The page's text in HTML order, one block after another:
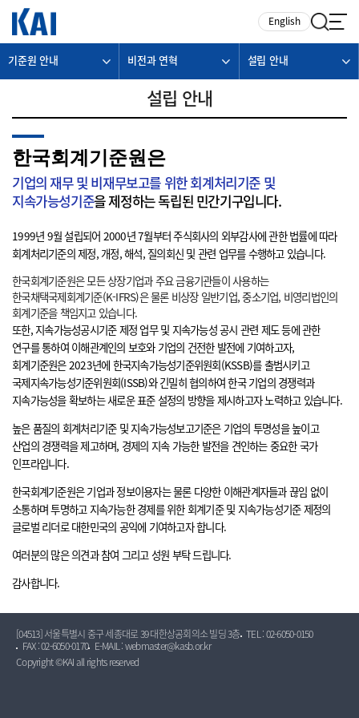
English
기준원 안내 비전과 연혁 설립 안내
설립 안내
한국회계기준원은
기업의 재무 및 비재무보고를 위한 회계처리기준 및
지속가능성기준을 제정하는 독립된 민간기구입니다.
1999년 9월 설립되어 2000년 7월부터 주식회사의 외부감사에 관한 법률에 따라
회계처리기준의 제정, 개정, 해석, 질의회신 및 관련 업무를 수행하고 있습니다.
한국회계기준원은 모든 상장기업과 주요 금융기관들이 사용하는
한국채택국제회계기준(K-IFRS)은 물론 비상장 일반기업, 중소기업, 비영리법인의
회계기준을 책임지고 있습니다.
또한, 지속가능성공시기준 제정 업무 및 지속가능성 공시 관련 제도 등에 관한
연구를 통하여 이해관계인의 보호와 기업의 건전한 발전에 기여하고자,
회계기준원은 2023년에 한국지속가능성기준위원회(KSSB)를 출범시키고
국제지속가능성기준위원회(ISSB)와 긴밀히 협의하여 한국 기업의 경쟁력과
지속가능성을 확보하는 새로운 표준 설정의 방향을 제시하고자 노력하고 있습니다.
높은 품질의 회계처리기준 및 지속가능성보고기준은 기업의 투명성을 높이고
산업의 경쟁력을 제고하며, 경제의 지속 가능한 발전을 견인하는 중요한 국가
인프라입니다.
한국회계기준원은 기업과 정보이용자는 물론 다양한 이해관계자들과 끊임 없이
소통하며 투명하고 지속가능한 경제를 위한 회계기준 및 지속가능성기준 제정의
글로벌 리더로 대한민국의 공익에 기여하고자 합니다.
여러분의 많은 의견과 참여 그리고 성원 부탁 드립니다.
감사합니다.
[04513] 서울특별시 중구 세종대로 39 대한상공회의소 빌딩 3층 TEL : 02-6050-0150
FAX : 02-6050-0170
E-MAIL : webmaster@kasb.or.kr
Copyright ©KAI all rights reserved